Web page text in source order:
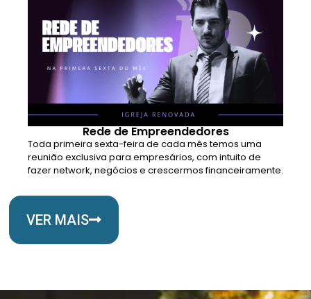
Rede de Empreendedores
Toda primeira sexta-feira de cada mês temos uma
reunião exclusiva para empresários, com intuito de
fazer network, negócios e crescermos financeiramente.
VER MAIS